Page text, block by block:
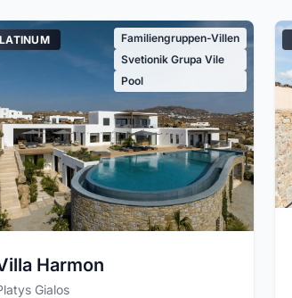
Familiengruppen-Villen
Svetionik Grupa Vile
Pool
Harmon
Gialos